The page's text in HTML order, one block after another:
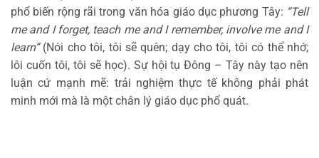
phổ biến rộng rãi trong văn hóa giáo dục phương Tây: “Tell
me and I forget, teach me and I remember, involve me and I
learn”(Nói cho tôi, tôi sẽ quên; dạy cho tôi, tôi có thể nhớ;
lôi cuốn tôi, tôi sẽ học). Sự hội tụ Đông – Tây này tạo nên
luận cứ mạnh mẽ: trải nghiệm thực tế không phải phát
minh mới mà là một chân lý giáo dục phổ quát.